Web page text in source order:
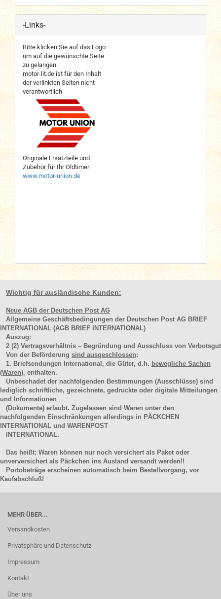
-Links-
Bitte klicken Sie auf das Logo
um auf die gewünschte Seite
zu gelangen.
motor-lit.de ist für den Inhalt
der verlinkten Seiten nicht
verantwortlich
Originale Ersatzteile und
Zubehör für Ihr Oldtimer
www.motor-union.de
Wichtig für ausländische Kunden:
Neue AGB der Deutschen Post AG
Allgemeine Geschäftsbedingungen der Deutschen Post AG BRIEF
INTERNATIONAL (AGB BRIEF INTERNATIONAL)
Auszug:
2 (2) Vertragsverhältnis – Begründung und Ausschluss von Verbotsgut
Von der Beförderung sind ausgeschlossen:
1. Briefsendungen International, die Güter, d.h. bewegliche Sachen
(Waren), enthalten.
Unbeschadet der nachfolgenden Bestimmungen (Ausschlüsse) sind
lediglich schriftliche, gezeichnete, gedruckte oder digitale Mitteilungen
und Informationen
(Dokumente) erlaubt. Zugelassen sind Waren unter den
nachfolgenden Einschränkungen allerdings in PÄCKCHEN
INTERNATIONAL und WARENPOST
INTERNATIONAL.
Das heißt: Waren können nur noch versichert als Paket oder
unverversichert als Päckchen ins Ausland versandt werden!!
Portobeträge erscheinen automatisch beim Bestellvorgang, vor
Kaufabschluß!
MEHR ÜBER...
Versandkosten
Privatsphäre und Datenschutz
Impressum
Kontakt
Über uns